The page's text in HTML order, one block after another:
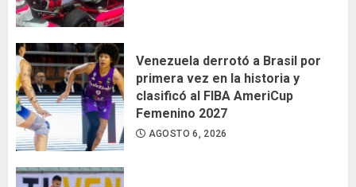
Venezuela derrotó a Brasil por
primera vez en la historia y
clasificó al FIBA AmeriCup
Femenino 2027
AGOSTO 6, 2026